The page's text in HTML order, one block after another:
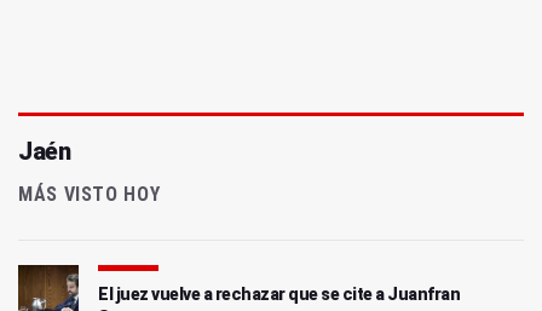
Jaén
MÁS VISTO HOY
El juez vuelve a rechazar que se cite a Juanfran